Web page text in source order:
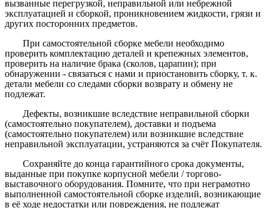
вызванные перегрузкой, неправильной или небрежной
эксплуатацией и сборкой, проникновением жидкости, грязи и
других посторонних предметов.
При самостоятельной сборке мебели необходимо
проверить комплектацию деталей и крепежных элементов,
проверить на наличие брака (сколов, царапин); при
обнаружении - связаться с нами и приостановить сборку, т. к.
детали мебели со следами сборки возврату и обмену не
подлежат.
Дефекты, возникшие вследствие неправильной сборки
(самостоятельно покупателем), доставки и подъема
(самостоятельно покупателем) или возникшие вследствие
неправильной эксплуатации, устраняются за счёт Покупателя.
Сохраняйте до конца гарантийного срока документы,
выданные при покупке корпусной мебели / торгово-
выставочного оборудования. Помните, что при неграмотно
выполненной самостоятельной сборке изделий, возникающие
в её ходе недостатки или повреждения, не подлежат